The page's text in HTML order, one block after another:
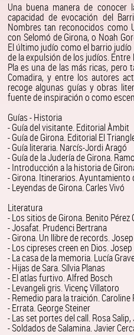
Una buena manera de
capacidad de evocación del
Nombres tan reconocidos como
con Selomó de Girona, o Noah
El último judío como el barrio
de la expulsión de los judíos.
Pla es una de las más ricas, pero
Comadira, y entre los autores
recoge algunas guías y obras
fuente de inspiración o como
Guías - Historia
- Guía del visitante. Editorial Àmbit
- Guía de Girona. Editorial El
- Guía literaria. Narcís-Jordi Aragó
- Guía de la Judería de Girona.
- Introducción a la historia de
- Girona. Itinerarios. Ayuntamiento
- Leyendas de Girona. Carles Vivó
Literatura
- Los sitios de Girona. Benito Pérez
- Josafat. Prudenci Bertrana
- Girona. Un llibre de records.
- Los cipreses creen en Dios.
- La casa de la memoria. Lucía
- Hijas de Sara. Sílvia Planas
- El atlas furtivo. Alfred Bosch
- Levangeli gris. Vicenç Villatoro
- Remedio para la traición. Caroline
- Errata. George Steiner
- Las set portes del call. Rosa
- Soldados de Salamina. Javier